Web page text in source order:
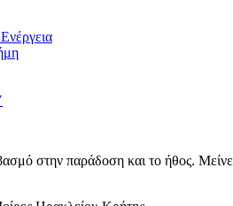
στην παράδοση και το ήθος.